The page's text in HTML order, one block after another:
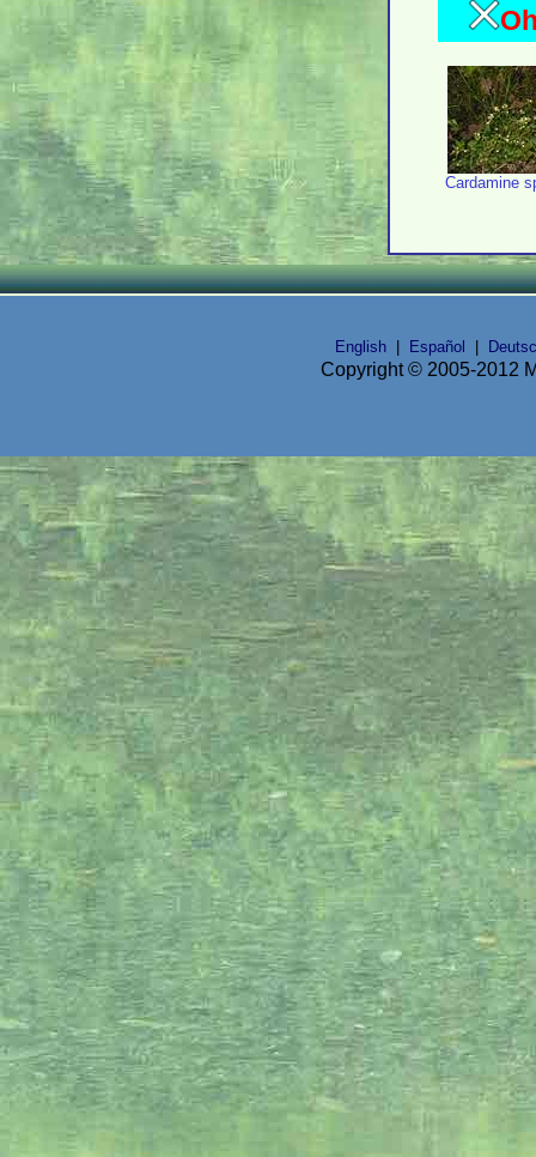
Cardamine
English Español
Copyright © 2005-2012